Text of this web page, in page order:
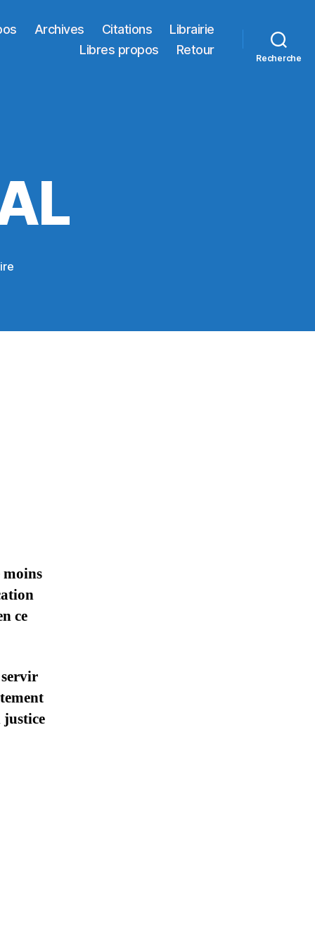
Archives Citations
Librairie
Libres propos
Retour
Recherche
sur
moins
ce
justice